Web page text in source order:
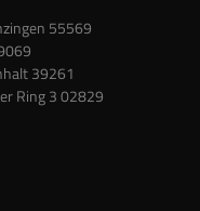
55569
39261
Ring 3 02829